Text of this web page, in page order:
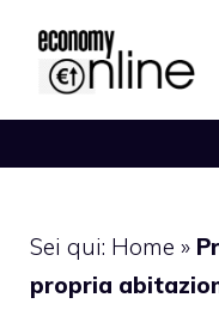
contenuto
Sei qui: Home »
propria